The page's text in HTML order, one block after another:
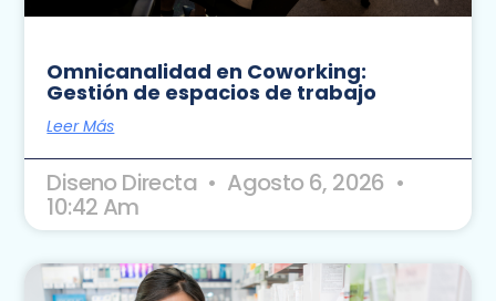
Omnicanalidad en Coworking:
Gestión de espacios de trabajo
Leer Más
Diseno Directa Agosto 6, 2026
10:42 Am